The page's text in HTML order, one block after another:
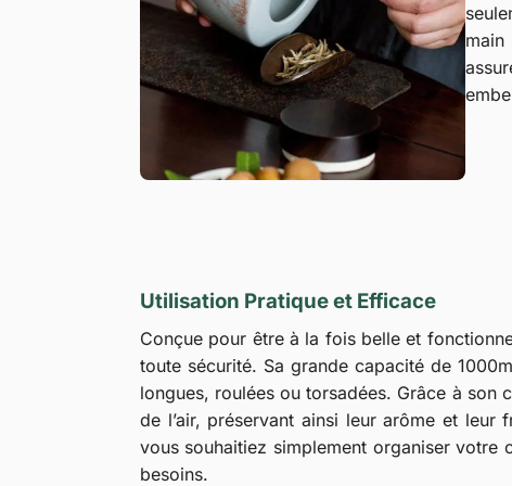
main
Utilisation Pratique et Efficace
Conçue pour être à la fois belle et
toute sécurité. Sa grande capacité de
longues, roulées ou torsadées. Grâce à son
de l’air, préservant ainsi leur arôme et
vous souhaitiez simplement organiser votre
besoins.